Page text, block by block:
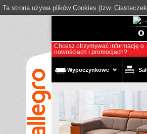
o
Chcesz otrzymywać informację o
nowościach i promocjach?
Wypoczynkowe
Ta strona używa plików Cookies (tzw.